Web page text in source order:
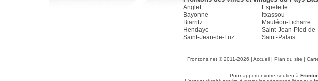
Anglet
Bayonne
Biarritz
Hendaye
Saint-Jean-de-Luz
Espelette
Itxassou
Mauléon-Licharre
Saint-Jean-Pied-
Saint-Palais
Frontons.net © 2011-2026 | Accueil | Plan du site |
Pour apporter votre soutien à